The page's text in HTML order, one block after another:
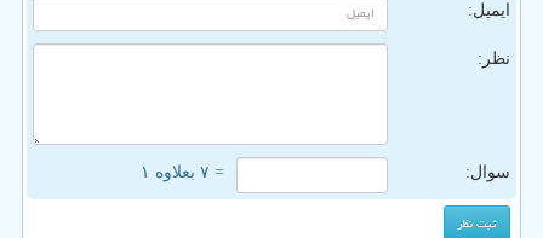
ایمیل:
نظر:
سوال: = ۷ بعلاوه ۱